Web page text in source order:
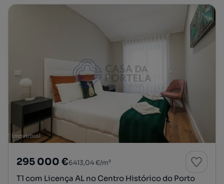
295 000 €6413,04 €/m²
T1 com Licença AL no Centro Histórico do Porto